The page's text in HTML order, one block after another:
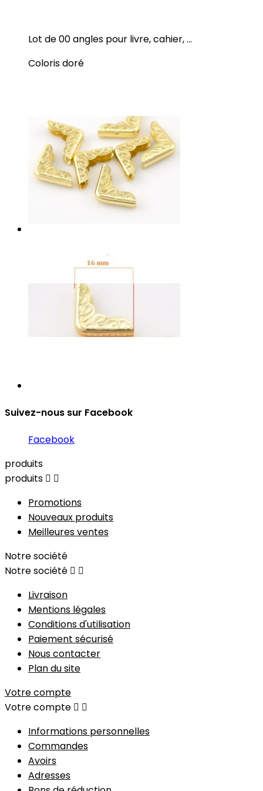
Lot de 00 angles pour livre, cahier, ...
Coloris doré
Suivez-nous sur Facebook
Facebook
produits
produits  
Promotions
Nouveaux produits
Meilleures ventes
Notre société
Notre société  
Livraison
Mentions légales
Conditions d'utilisation
Paiement sécurisé
Nous contacter
Plan du site
Votre compte
Votre compte  
Informations personnelles
Commandes
Avoirs
Adresses